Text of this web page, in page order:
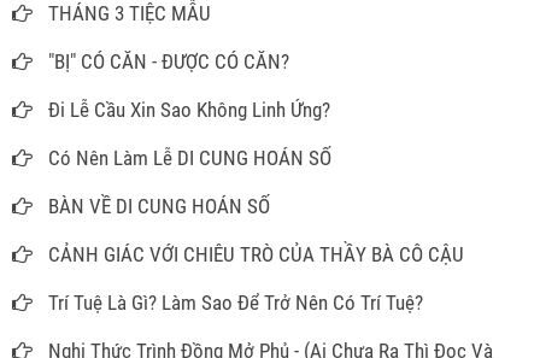
THÁNG 3 TIỆC MẪU
"BỊ" CÓ CĂN - ĐƯỢC CÓ CĂN?
Đi Lễ Cầu Xin Sao Không Linh Ứng?
Có Nên Làm Lễ DI CUNG HOÁN SỐ
BÀN VỀ DI CUNG HOÁN SỐ
CẢNH GIÁC VỚI CHIÊU TRÒ CỦA THẦY BÀ CÔ CẬU
Trí Tuệ Là Gì? Làm Sao Để Trở Nên Có Trí Tuệ?
Nghi Thức Trình Đồng Mở Phủ - (Ai Chưa Ra Thì Đọc Và